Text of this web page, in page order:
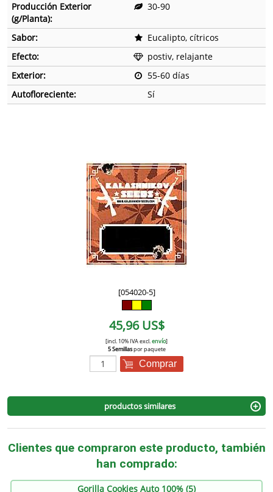
Producción Exterior
(g/Planta):
30-90
Sabor:
Eucalipto, cítricos
Efecto:
postiv, relajante
Exterior:
55-60 días
Autofloreciente:
Sí
[054020-5]
45,96 US$
[incl. 10% IVA excl.envío]
5 Semillaspor paquete
Comprar
productos similares
Clientes que compraron este producto, también
han comprado:
Gorilla Cookies Auto 100% (5)